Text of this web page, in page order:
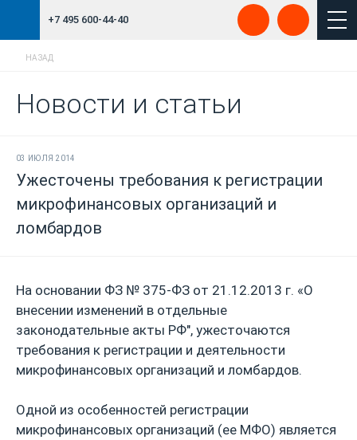
+7 495 600-44-40
НАЗАД
Новости и статьи
03 ИЮЛЯ 2014
Ужесточены требования к регистрации
микрофинансовых организаций и
ломбардов
На основании ФЗ № 375-ФЗ от 21.12.2013 г. «О
внесении изменений в отдельные
законодательные акты РФ", ужесточаются
требования к регистрации и деятельности
микрофинансовых организаций и ломбардов.
Одной из особенностей регистрации
микрофинансовых организаций (ее МФО) является